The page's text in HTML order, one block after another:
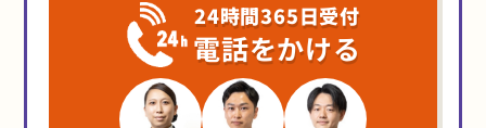
24時間365日受付
電話をかける